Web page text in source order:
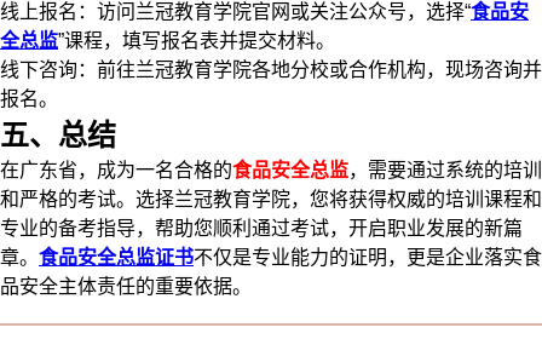
线上报名：访问兰冠教育学院官网或关注公众号，选择“食品安
全总监”课程，填写报名表并提交材料。
线下咨询：前往兰冠教育学院各地分校或合作机构，现场咨询并
报名。
五、总结
在广东省，成为一名合格的食品安全总监，需要通过系统的培训
和严格的考试。选择兰冠教育学院，您将获得权威的培训课程和
专业的备考指导，帮助您顺利通过考试，开启职业发展的新篇
章。 食品安全总监证书不仅是专业能力的证明，更是企业落实食
品安全主体责任的重要依据。